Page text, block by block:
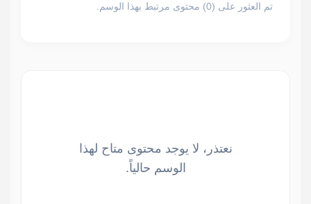
تم العثور على (0) محتوى مرتبط بهذا الوسم.
نعتذر، لا يوجد محتوى متاح لهذا
الوسم حالياً.